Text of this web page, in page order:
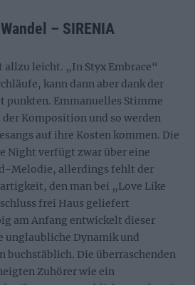
– SIRENIA
leicht. „In Styx Embrace“
kann dann aber dank der
punkten. Emmanuelles Stimme
Komposition und so werden
auf ihre Kosten kommen. Die
Night verfügt zwar über eine
Melodie, allerdings fehlt der
den man bei „Love Like
frei Haus geliefert
am Anfang entwickelt dieser
unglaubliche Dynamik und
buchstäblich. Die überraschenden
Zuhörer wie ein